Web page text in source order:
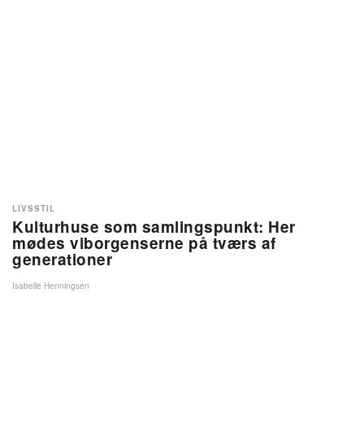
Kulturhuse som samlingspunkt: Her
mødes viborgenserne på tværs af
generationer
LIVSSTIL
Isabelle Henningsen